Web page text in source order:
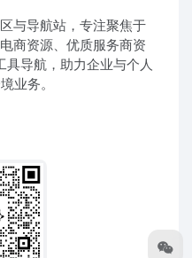
与导航站，专注聚焦于
商资源、优质服务商资
导航，助力企业与个人
业务。